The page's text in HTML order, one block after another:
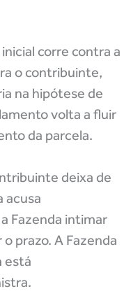
corre contra a
o contribuinte,
na hipótese de
volta a fluir
da parcela.
deixa de
acusa
Fazenda intimar
prazo. A Fazenda
está